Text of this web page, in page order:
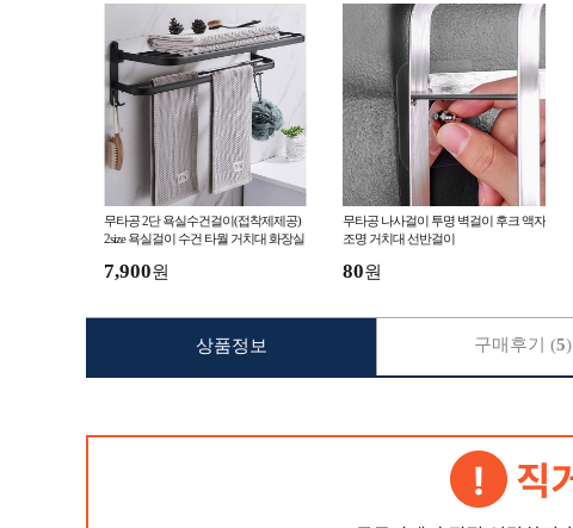
무타공 2단 욕실수건걸이(접착제제공)
2size 욕실걸이 수건 타월 거치대 화장실
7,900원
무타공 나사걸이 투명 벽걸이 후크 액자
조명 거치대 선반걸이
80원
상품정보 구매후기 (5)